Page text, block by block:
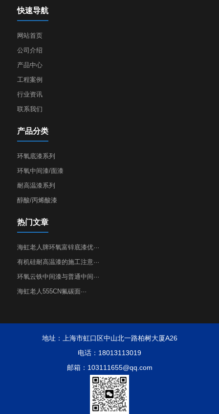
快速导航
网站首页
公司介绍
产品中心
工程案例
行业资讯
联系我们
产品分类
环氧底漆系列
环氧中间漆/面漆
耐高温漆系列
醇酸/丙烯酸漆
热门文章
海虹老人牌环氧富锌底漆优···
有机硅耐高温漆的施工注意···
环氧云铁中间漆与普通中间···
海虹老人555CN氟碳面···
地址：上海市虹口区中山北一路柏树大厦A26
电话：18013113019
邮箱：103111655@qq.com